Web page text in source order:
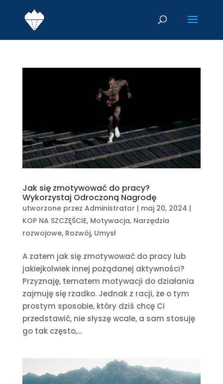
Jak się zmotywować do pracy?
Wykorzystaj Odroczoną Nagrodę
utworzone przez Administrator | maj 20, 2024 |
KOP NA SZCZĘŚCIE, Motywacja, Narzędzia
rozwojowe, Rozwój, Umysł
A zatem jak się zmotywować do pracy lub
jakiejkolwiek innej pożądanej aktywności?
Przyznaję, tematem motywacji do działania
zajmuję się rzadko. Jednak z racji, że o tym
prostym sposobie, który dziś chcę Ci
przedstawić, nie słyszę wcale, a sam stosuję
go tak często,...